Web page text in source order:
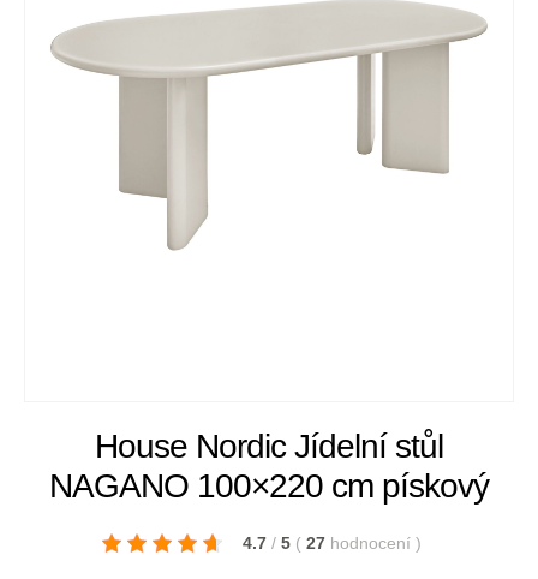
House Nordic Jídelní stůl
NAGANO 100×220 cm pískový
4.7 / 5 ( 27 hodnocení )